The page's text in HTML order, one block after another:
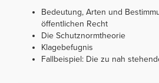
Bedeutung, Arten und
öffentlichen Recht
Die Schutznormtheorie
Klagebefugnis
Fallbeispiel: Die zu nah